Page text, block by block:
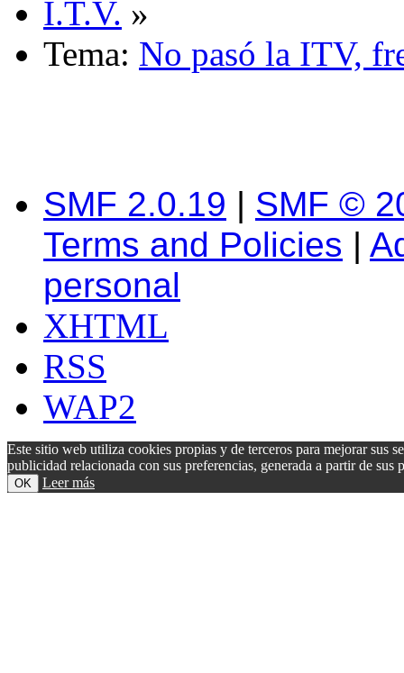
I.T.V. »
Tema: No pasó la ITV,
SMF 2.0.19 | SMF ©
Terms and Policies |
personal
XHTML
RSS
WAP2
Este sitio web utiliza cookies propias y de terceros para mejorar sus
publicidad relacionada con sus preferencias, generada a partir de
OK Leer más